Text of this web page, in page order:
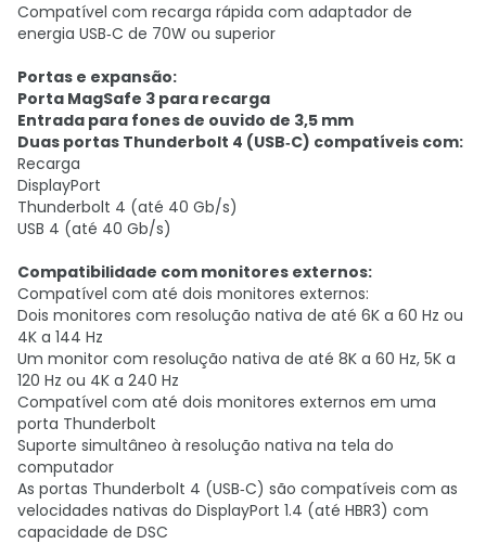
Compatível com recarga rápida com adaptador de
energia USB‑C de 70W ou superior
Portas e expansão:
Porta MagSafe 3 para recarga
Entrada para fones de ouvido de 3,5 mm
Duas portas Thunderbolt 4 (USB‑C) compatíveis com:
Recarga
DisplayPort
Thunderbolt 4 (até 40 Gb/s)
USB 4 (até 40 Gb/s)
Compatibilidade com monitores externos:
Compatível com até dois monitores externos:
Dois monitores com resolução nativa de até 6K a 60 Hz ou
4K a 144 Hz
Um monitor com resolução nativa de até 8K a 60 Hz, 5K a
120 Hz ou 4K a 240 Hz
Compatível com até dois monitores externos em uma
porta Thunderbolt
Suporte simultâneo à resolução nativa na tela do
computador
As portas Thunderbolt 4 (USB‑C) são compatíveis com as
velocidades nativas do DisplayPort 1.4 (até HBR3) com
capacidade de DSC